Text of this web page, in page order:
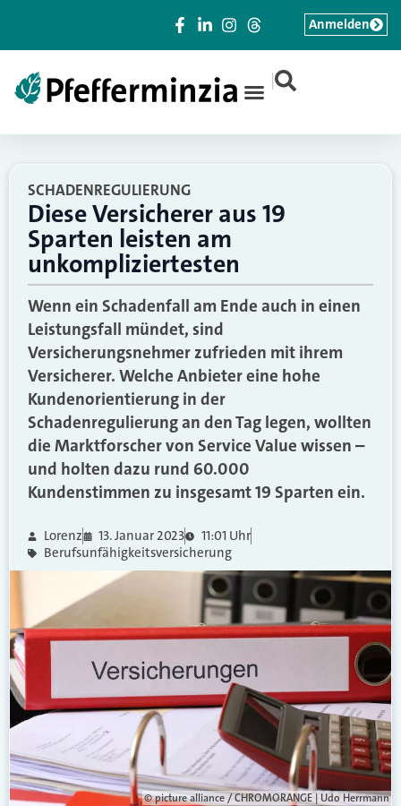
|
Anmelden
SCHADENREGULIERUNG
Diese Versicherer aus 19
Sparten leisten am
unkompliziertesten
Wenn ein Schadenfall am Ende auch in einen
Leistungsfall mündet, sind
Versicherungsnehmer zufrieden mit ihrem
Versicherer. Welche Anbieter eine hohe
Kundenorientierung in der
Schadenregulierung an den Tag legen, wollten
die Marktforscher von Service Value wissen –
und holten dazu rund 60.000
Kundenstimmen zu insgesamt 19 Sparten ein.
Lorenz 13. Januar 2023
11:01 Uhr
Berufsunfähigkeitsversicherung
© picture alliance / CHROMORANGE | Udo Herrmann